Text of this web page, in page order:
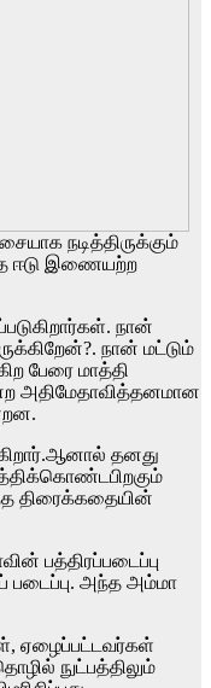
நடித்திருக்கும்
ஈடு இணையற்ற
நான்
நான் மட்டும்
பேரை மாத்தி
அதிமேதாவித்தனமான
தனது
திரைக்கதையின்
பத்திரப்படைப்பு
படைப்பு. அந்த அம்மா
ஏழைப்பட்டவர்கள்
நுட்பத்திலும்